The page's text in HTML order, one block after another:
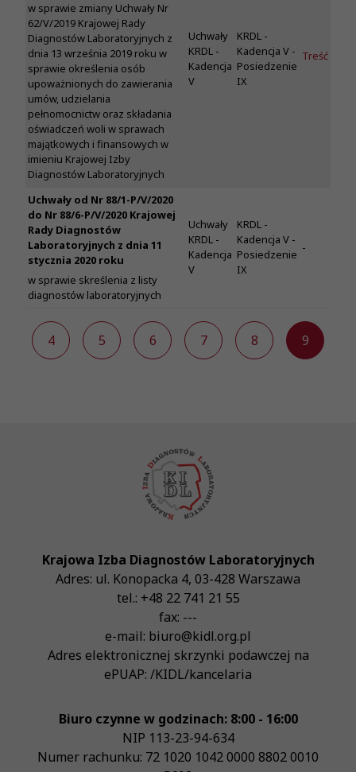
w sprawie zmiany Uchwały Nr
62/V/2019 Krajowej Rady
Diagnostów Laboratoryjnych z
dnia 13 września 2019 roku w
sprawie określenia osób
upoważnionych do zawierania
umów, udzielania
pełnomocnictw oraz składania
oświadczeń woli w sprawach
majątkowych i finansowych w
imieniu Krajowej Izby
Diagnostów Laboratoryjnych
Uchwały
KRDL -
Kadencja
V
KRDL -
Kadencja V -
Posiedzenie
IX
Treść
Uchwały od Nr 88/1-P/V/2020
do Nr 88/6-P/V/2020 Krajowej
Rady Diagnostów
Laboratoryjnych z dnia 11
stycznia 2020 roku
w sprawie skreślenia z listy
diagnostów laboratoryjnych
Uchwały
KRDL -
Kadencja
V
KRDL -
Kadencja V -
Posiedzenie
IX
-
4 5 6 7 8 9
Krajowa Izba Diagnostów Laboratoryjnych
Adres: ul. Konopacka 4, 03-428 Warszawa
tel.: +48 22 741 21 55
fax: ---
e-mail: biuro@kidl.org.pl
Adres elektronicznej skrzynki podawczej na
ePUAP: /KIDL/kancelaria
Biuro czynne w godzinach: 8:00 - 16:00
NIP 113-23-94-634
Numer rachunku: 72 1020 1042 0000 8802 0010